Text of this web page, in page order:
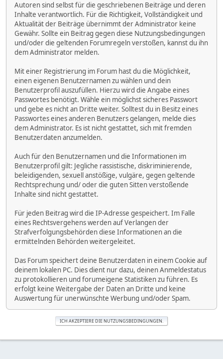
Autoren sind selbst für die geschriebenen Beiträge und deren
Inhalte verantwortlich. Für die Richtigkeit, Vollständigkeit und
Aktualität der Beiträge übernimmt der Administrator keine
Gewähr. Sollte ein Beitrag gegen diese Nutzungsbedingungen
und/oder die geltenden Forumregeln verstoßen, kannst du ihn
dem Administrator melden.
Mit einer Registrierung im Forum hast du die Möglichkeit,
einen eigenen Benutzernamen zu wählen und dein
Benutzerprofil auszufüllen. Hierzu wird die Angabe eines
Passwortes benötigt. Wähle ein möglichst sicheres Passwort
und gebe es nicht an Dritte weiter. Solltest du in Besitz eines
Passwortes eines anderen Benutzers gelangen, melde dies
dem Administrator. Es ist nicht gestattet, sich mit fremden
Benutzerdaten anzumelden.
Auch für den Benutzernamen und die Informationen im
Benutzerprofil gilt: Jegliche rassistische, diskriminierende,
beleidigenden, sexuell anstößige, vulgäre, gegen geltende
Rechtsprechung und/ oder die guten Sitten verstoßende
Inhalte sind nicht gestattet.
Für jeden Beitrag wird die IP-Adresse gespeichert. Im Falle
eines Rechtsvergehens werden auf Verlangen der
Strafverfolgungsbehörden diese Informationen an die
ermittelnden Behörden weitergeleitet.
Das Forum speichert deine Benutzerdaten in einem Cookie auf
deinem lokalen PC. Dies dient nur dazu, deinen Anmeldestatus
zu protokollieren und forumeigene Statistiken zu führen. Es
erfolgt keine Weitergabe der Daten an Dritte und keine
Auswertung für unerwünschte Werbung und/oder Spam.